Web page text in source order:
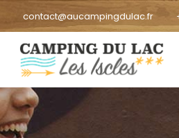
contact@aucampingdulac.fr